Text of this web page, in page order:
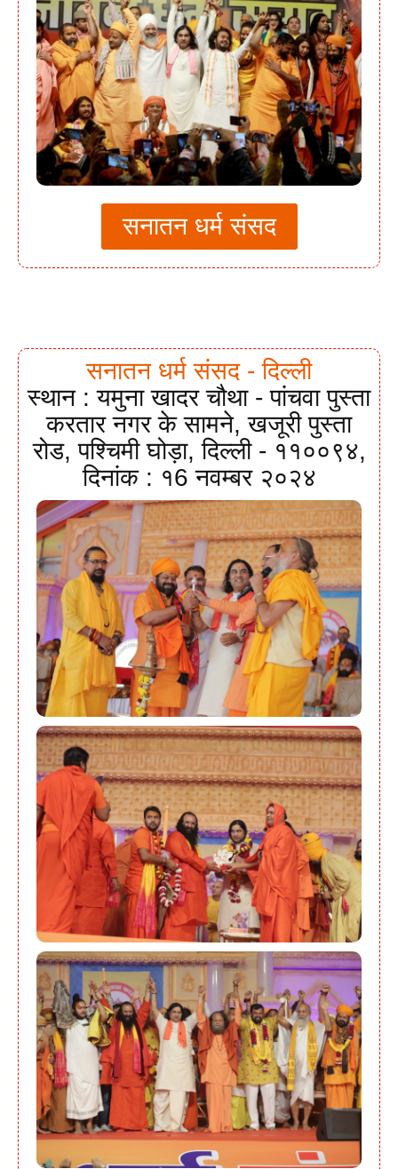
सनातन धर्म संसद
सनातन धर्म संसद - दिल्ली
स्थान : यमुना खादर चौथा - पांचवा पुस्ता
करतार नगर के सामने, खजूरी पुस्ता
रोड, पश्चिमी घोड़ा, दिल्ली - ११००९४,
दिनांक : १6 नवम्बर २०२४